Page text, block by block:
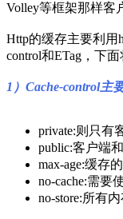
Volley等框架那样客
Http的缓存主要利用
control和ETag，下面
1）Cache-control主
private:则只有
public:客户端
max-age:缓存
no-cache:需要
no-store:所有